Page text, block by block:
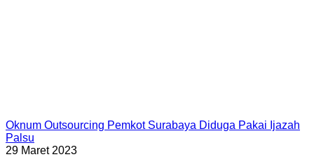
Oknum Outsourcing Pemkot Surabaya Diduga Pakai Ijazah
Palsu
29 Maret 2023